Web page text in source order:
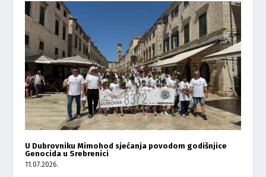
U Dubrovniku Mimohod sjećanja povodom godišnjice
Genocida u Srebrenici
11.07.2026.